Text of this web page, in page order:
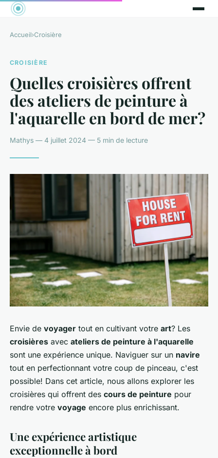
Accueil›Croisière
CROISIÈRE
Quelles croisières offrent
des ateliers de peinture à
l'aquarelle en bord de mer?
Mathys — 4 juillet 2024 — 5 min de lecture
Envie de voyager tout en cultivant votre art? Les
croisières avec ateliers de peinture à l'aquarelle
sont une expérience unique. Naviguer sur un navire
tout en perfectionnant votre coup de pinceau, c'est
possible! Dans cet article, nous allons explorer les
croisières qui offrent des cours de peinture pour
rendre votre voyage encore plus enrichissant.
Une expérience artistique
exceptionnelle à bord